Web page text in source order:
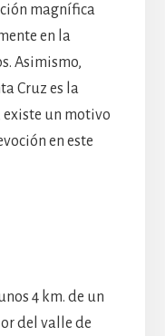
magnífica
en la
Asimismo,
Cruz es la
un motivo
en este
4 km. de un
del valle de